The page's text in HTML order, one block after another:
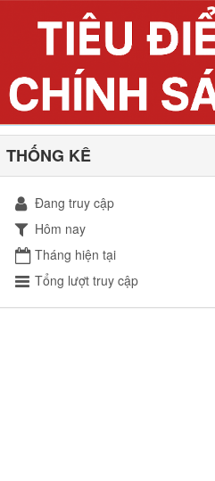
THỐNG KÊ
Đang truy cập
Hôm nay
Tháng hiện tại
Tổng lượt truy cập